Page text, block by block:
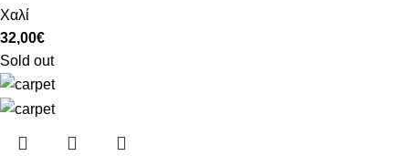
Χαλί
32,00€
Sold out